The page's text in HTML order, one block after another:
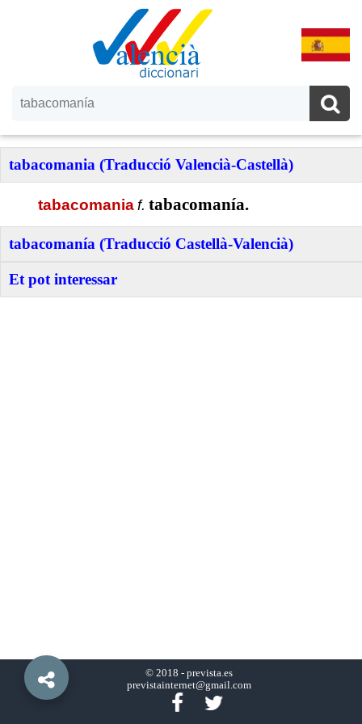
tabacomania (Traducció Valencià-Castellà)
tabacomania f. tabacomanía.
tabacomanía (Traducció Castellà-Valencià)
Et pot interessar
© 2018 - prevista.es
previstainternet@gmail.com